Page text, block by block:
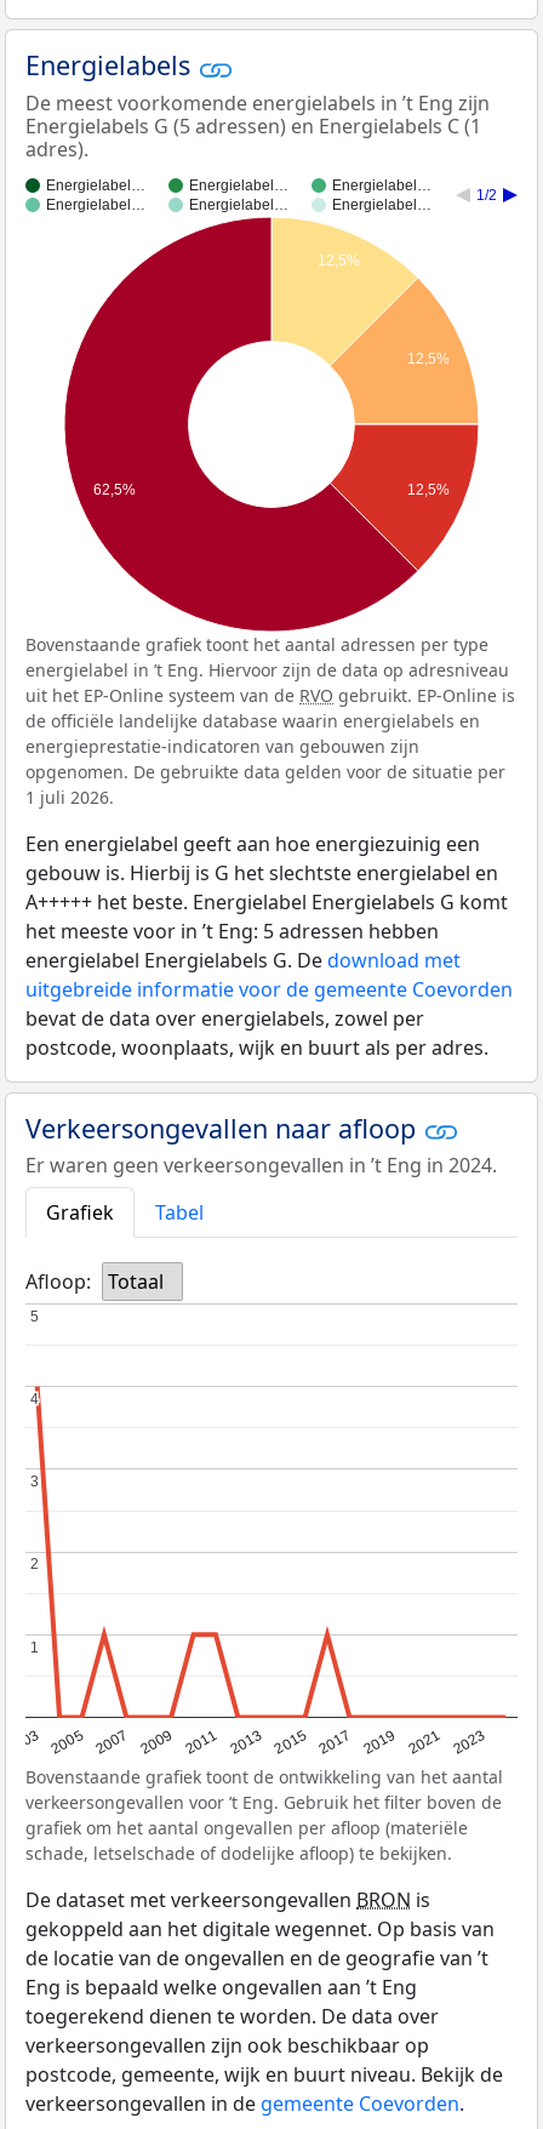
Energielabels
De meest voorkomende energielabels in ’t Eng zijn
Energielabels G (5 adressen) en Energielabels C (1
adres).
Energielabel… Energielabel…
Energielabel…
Energielabel…
Energielabel… Energielabel…
1/2
12,5%
12,5%
12,5%
62,5%
Bovenstaande grafiek toont het aantal adressen per type
energielabel in ’t Eng. Hiervoor zijn de data op adresniveau
uit het EP-Online systeem van de RVO gebruikt. EP-Online is
de officiële landelijke database waarin energielabels en
energieprestatie-indicatoren van gebouwen zijn
opgenomen. De gebruikte data gelden voor de situatie per
1 juli 2026.
Een energielabel geeft aan hoe energiezuinig een
gebouw is. Hierbij is G het slechtste energielabel en
A+++++ het beste. Energielabel Energielabels G komt
het meeste voor in ’t Eng: 5 adressen hebben
energielabel Energielabels G. Dedownload met
uitgebreide informatie voor de gemeente Coevorden
bevat de data over energielabels, zowel per
postcode, woonplaats, wijk en buurt als per adres.
Verkeersongevallen naar afloop
Er waren geen verkeersongevallen in ’t Eng in 2024.
Grafiek
Tabel
Afloop: Totaal
2003 2005 2007 2009 2011 2013 2015 2017 2019 2021 2023
11
2
2
3
3
4
4
5
5
Bovenstaande grafiek toont de ontwikkeling van het aantal
verkeersongevallen voor ’t Eng. Gebruik het filter boven de
grafiek om het aantal ongevallen per afloop (materiële
schade, letselschade of dodelijke afloop) te bekijken.
De dataset met verkeersongevallen BRON is
gekoppeld aan het digitale wegennet. Op basis van
de locatie van de ongevallen en de geografie van ’t
Eng is bepaald welke ongevallen aan ’t Eng
toegerekend dienen te worden. De data over
verkeersongevallen zijn ook beschikbaar op
postcode, gemeente, wijk en buurt niveau. Bekijk de
verkeersongevallen in de gemeente Coevorden.